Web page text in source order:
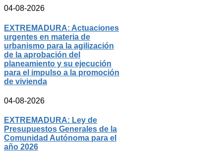
04-08-2026
EXTREMADURA: Actuaciones
urgentes en materia de
urbanismo para la agilización
de la aprobación del
planeamiento y su ejecución
para el impulso a la promoción
de vivienda
04-08-2026
EXTREMADURA: Ley de
Presupuestos Generales de la
Comunidad Autónoma para el
año 2026